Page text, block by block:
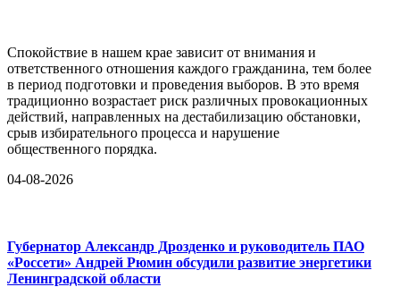
Спокойствие в нашем крае зависит от внимания и
ответственного отношения каждого гражданина, тем более
в период подготовки и проведения выборов. В это время
традиционно возрастает риск различных провокационных
действий, направленных на дестабилизацию обстановки,
срыв избирательного процесса и нарушение
общественного порядка.
04-08-2026
Губернатор Александр Дрозденко и руководитель ПАО
«Россети» Андрей Рюмин обсудили развитие энергетики
Ленинградской области